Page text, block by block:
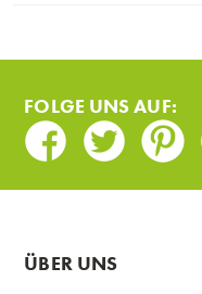
FOLGE UNS AUF:
Facebook
Twitter
ÜBER UNS